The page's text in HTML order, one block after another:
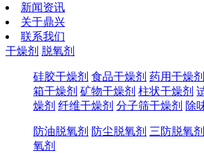
新闻资讯
关于鼎兴
联系我们
干燥剂 脱氧剂
硅胶干燥剂 食品干燥剂 药用干燥剂
箱干燥剂 矿物干燥剂 柱状干燥剂
燥剂 纤维干燥剂 分子筛干燥剂 除
防油脱氧剂 防尘脱氧剂 三防脱氧剂
氧剂